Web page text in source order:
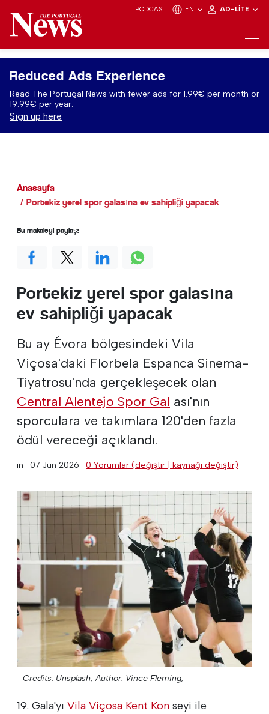
PODCAST EN AD-LITE
Reduced Ads Experience
Read The Portugal News with fewer ads for 1.99€ per month or
19.99€ per year.
Sign up here
Anasayfa
Portekiz yerel spor galasına ev sahipliği yapacak
Portekiz yerel spor galasına
ev sahipliği yapacak
Bu ay Évora bölgesindeki Vila
Viçosa'daki Florbela Espanca Sinema-
Tiyatrosu'nda gerçekleşecek olan
Central Alentejo Spor Gal ası'nın
sporculara ve takımlara 120'den fazla
ödül vereceği açıklandı.
in · 07 Jun 2026 · 0 Yorumlar (değiştir | kaynağı değiştir)
Credits: Unsplash; Author: Vince Fleming;
19. Gala'yı Vila Viçosa Kent Kon seyi ile
Bu makaleyi paylaş: